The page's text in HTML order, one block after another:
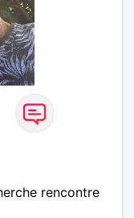
rencontre